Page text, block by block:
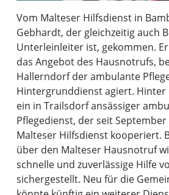
Vom Malteser Hilfsdienst in
Gebhardt, der gleichzeitig auch
Unterleinleiter ist, gekommen.
das Angebot des Hausnotrufs,
Hallerndorf der ambulante
Hintergrunddienst agiert. Hinter
ein in Trailsdorf ansässiger
Pflegedienst, der seit
Malteser Hilfsdienst kooperiert.
über den Malteser Hausnotruf
schnelle und zuverlässige Hilfe
sichergestellt. Neu für die